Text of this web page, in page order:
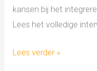
kansen bij het
Lees het volledige
Lees verder »